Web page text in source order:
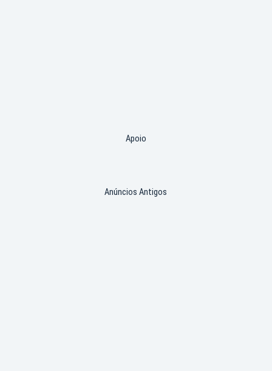
Apoio
Anúncios Antigos